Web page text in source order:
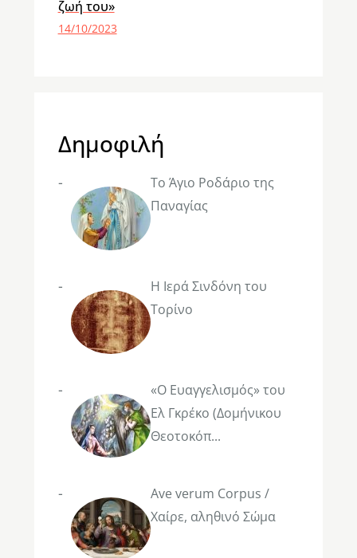
ζωή του»
14/10/2023
Δημοφιλή
Το Άγιο Ροδάριο της
Παναγίας
Η Ιερά Σινδόνη του
Τορίνο
«Ο Ευαγγελισμός» του
Ελ Γκρέκο (Δομήνικου
Θεοτοκόπ...
Ave verum Corpus /
Χαίρε, αληθινό Σώμα